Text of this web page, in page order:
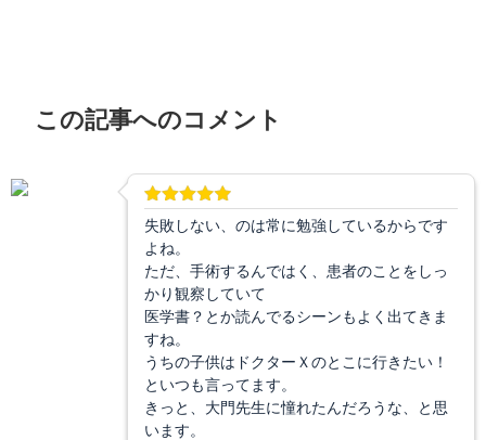
この記事へのコメント
失敗しない、のは常に勉強しているからです
よね。
ただ、手術するんではく、患者のことをしっ
かり観察していて
医学書？とか読んでるシーンもよく出てきま
すね。
うちの子供はドクターＸのとこに行きたい！
といつも言ってます。
きっと、大門先生に憧れたんだろうな、と思
います。